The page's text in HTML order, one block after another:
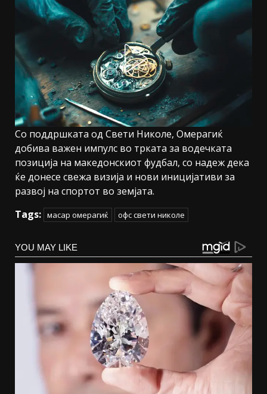
Со поддршката од Свети Николе, Омерагиќ
добива важен импулс во трката за водечката
позиција на македонскиот фудбал, со надеж дека
ќе донесе свежа визија и нови иницијативи за
развој на спортот во земјата.
Tags: масар омерагиќ офс свети николе